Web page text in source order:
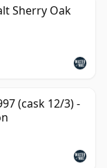
Sherry Oak
(cask 12/3) -